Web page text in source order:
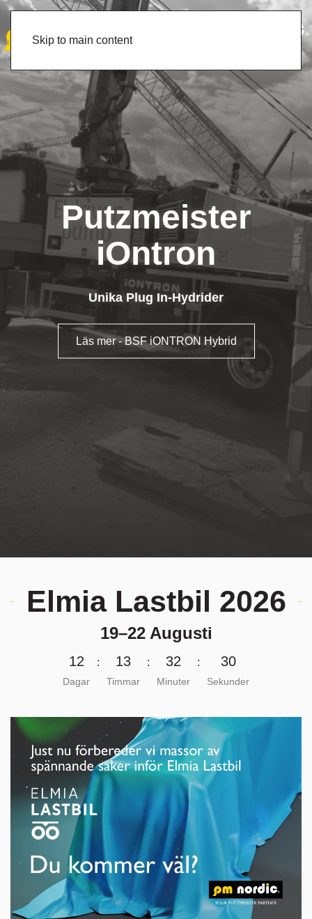
Skip to main content
Putzmeister
iOntron
Unika Plug In-Hydrider
Läs mer - BSF iONTRON Hybrid
Elmia Lastbil 2026
19–22 Augusti
12
Dagar
: 13
Timmar
: 32
Minuter
: 29
Sekunder